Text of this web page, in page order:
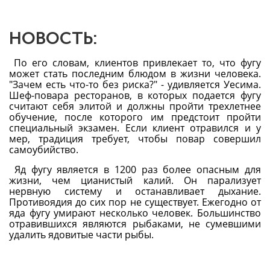
НОВОСТЬ:
По его словам, клиентов привлекает то, что фугу
может стать последним блюдом в жизни человека.
"Зачем есть что-то без риска?" - удивляется Уесима.
Шеф-повара ресторанов, в которых подается фугу
считают себя элитой и должны пройти трехлетнее
обучение, после которого им предстоит пройти
специальный экзамен. Если клиент отравился и у
мер, традиция требует, чтобы повар совершил
самоубийство.
Яд фугу является в 1200 раз более опасным для
жизни, чем цианистый калий. Он парализует
нервную систему и останавливает дыхание.
Противоядия до сих пор не существует. Ежегодно от
яда фугу умирают несколько человек. Большинство
отравившихся являются рыбаками, не сумевшими
удалить ядовитые части рыбы.